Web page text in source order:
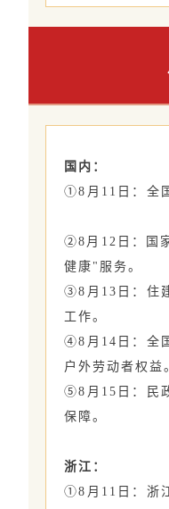
国内：
①8月11日：全
②8月12日：国
健康"服务。
③8月13日：住
工作。
④8月14日：全
户外劳动者权
⑤8月15日：民
保障。
浙江：
①8月11日：浙